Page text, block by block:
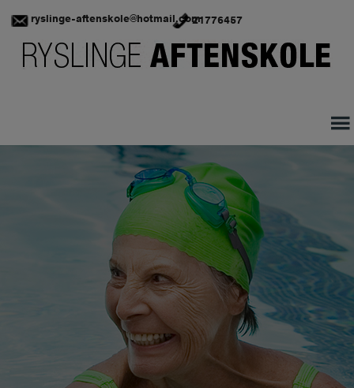
indholdet
ryslinge-aftenskole@hotmail.com21776457